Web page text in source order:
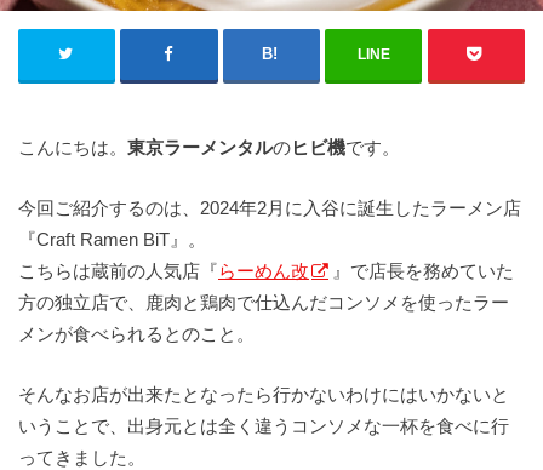
LINE
こんにちは。 東京ラーメンタルのヒビ機です。
今回ご紹介するのは、2024年2月に入谷に誕生したラーメン店
『Craft Ramen BiT』。
こちらは蔵前の人気店『らーめん改
』で店長を務めていた
方の独立店で、鹿肉と鶏肉で仕込んだコンソメを使ったラー
メンが食べられるとのこと。
そんなお店が出来たとなったら行かないわけにはいかないと
いうことで、出身元とは全く違うコンソメな一杯を食べに行
ってきました。